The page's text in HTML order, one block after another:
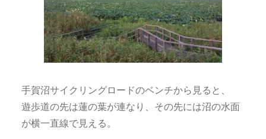
手賀沼サイクリングロードのベンチから見ると、
遊歩道の先は蓮の葉が連なり、その先には沼の水面
が横一直線で見える。